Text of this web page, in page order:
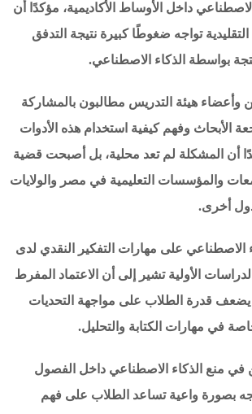
داخل الأوساط الأكاديمية، مؤكدًا أن
تواجه ضغوطًا كبيرة نتيجة التدفق
بواسطة الذكاء الاصطناعي.
وأعضاء هيئة التدريس مطالبون بالمشاركة
الأبحاث وفهم كيفية استخدام هذه الأدوات
أن المشكلة لم تعد محلية، بل أصبحت قضية
والمؤسسات التعليمية في مصر والولايات
أخرى.
الاصطناعي على مهارات التفكير النقدي لدى
الأولية تشير إلى أن الاعتماد المفرط
يضعف قدرة الطلاب على مواجهة التحديات
في مهارات الكتابة والتحليل.
في منع الذكاء الاصطناعي داخل الفصول
بصورة واعية تساعد الطلاب على فهم